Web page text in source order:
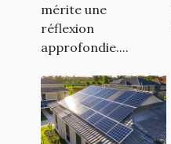
mérite une
réflexion
approfondie....